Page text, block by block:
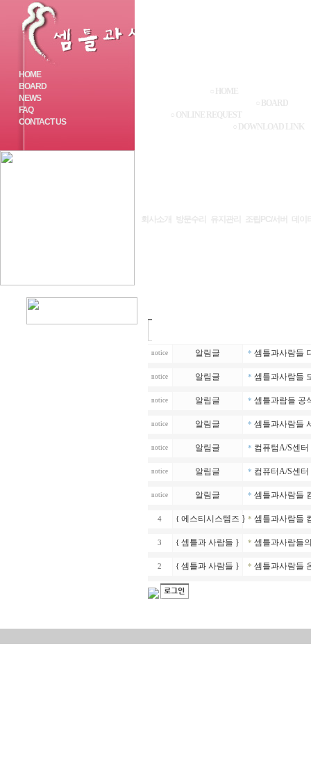
HOME
BOARD
NEWS
FAQ
CONTACT US
○ HOME
○ BOARD
○ ONLINE REQUEST
○ DOWNLOAD LINK
회사소개 방문수리 유지관리 조립PC/서버 데이
notice 알림글 * 셈틀과사람들
notice 알림글 * 셈틀과사람들
notice 알림글 * 셈틀과람들 공
notice 알림글 * 셈틀과사람들
notice 알림글 * 컴퓨텀A/S센
notice 알림글 * 컴퓨터A/S센
notice 알림글 * 셈틀과사람들
4 { 에스티시스템즈 } * 셈틀과사람들
3 { 셈틀과 사람들 } * 셈틀과사람들
2 { 셈틀과 사람들 } * 셈틀과사람들